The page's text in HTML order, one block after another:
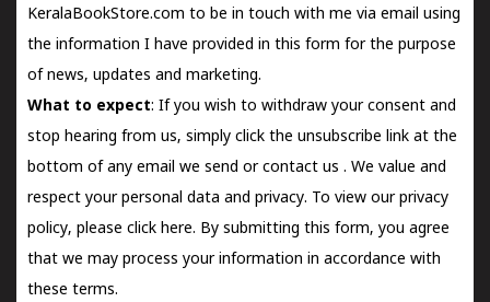
KeralaBookStore.com to be in touch with me via email using
the information I have provided in this form for the purpose
of news, updates and marketing.
What to expect: If you wish to withdraw your consent and
stop hearing from us, simply click the unsubscribe link at the
bottom of any email we send orcontact us . We value and
respect your personal data and privacy. To view our privacy
policy, please click here. By submitting this form, you agree
that we may process your information in accordance with
these terms.